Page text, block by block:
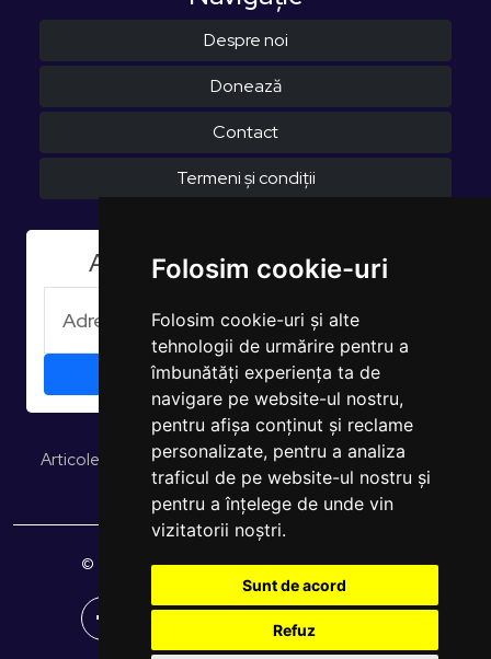
Folosim cookie-uri
Folosim cookie-uri și alte
tehnologii de urmărire pentru a
îmbunătăți experiența ta de
navigare pe website-ul nostru,
pentru afișa conținut și reclame
personalizate, pentru a analiza
traficul de pe website-ul nostru și
pentru a înțelege de unde vin
vizitatorii noștri.
Sunt de acord
Refuz
Despre noi
Donează
Contact
Termeni și condiții
Aboneaza-te la Newsletter
Articole și opiniiStudii și rapoarteEUROPULS Rezultate
© 2026 EUROPULS. Toate drepturile rezervate.